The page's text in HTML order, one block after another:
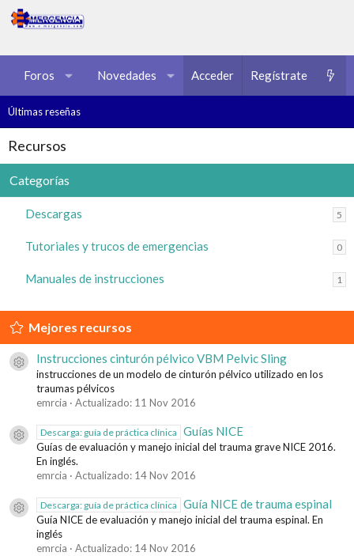
Foros Novedades Multimedia Recursos
Acceder Regístrate
Últimas reseñas
Recursos
Categorías
Descargas 5
Tutoriales y trucos de emergencias 0
Manuales de instrucciones 1
Mejores recursos
Icono del recurso
Instrucciones cinturón pélvico VBM Pelvic Sling
instrucciones de un modelo de cinturón pélvico utilizado en los
traumas pélvicos
emrcia
Actualizado: 11 Nov 2016
Icono del recurso
Descarga: guía de práctica clínica Guías NICE
Guías de evaluación y manejo inicial del trauma grave NICE 2016.
En inglés.
emrcia
Actualizado: 14 Nov 2016
Icono del recurso
Descarga: guía de práctica clínica Guía NICE de trauma espinal
Guía NICE de evaluación y manejo inicial del trauma espinal. En
inglés
emrcia
Actualizado: 14 Nov 2016